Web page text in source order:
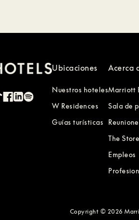
Ubicaciones
Nuestros hoteles
W Residences
Guías turísticas
Acerca
Marriott
Sala de
The Store
Empleos
Copyright © 2026